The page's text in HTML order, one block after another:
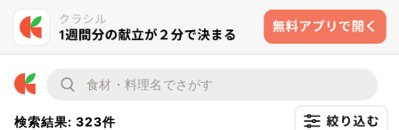
検索結果: 323件